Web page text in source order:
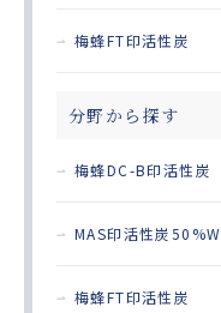
梅蜂FT印活性炭
分野から探す
梅蜂DC-B印活性炭
MAS印活性炭50%W
梅蜂FT印活性炭